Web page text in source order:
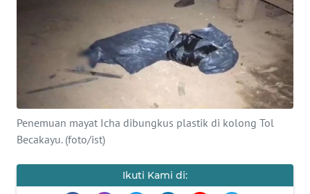
Penemuan mayat Icha dibungkus plastik di kolong Tol
Becakayu. (foto/ist)
Ikuti Kami di:
KESEHATAN
INTERNASIONAL
SERBA-SERBI
PENDIDIKAN
OLAHRAGA